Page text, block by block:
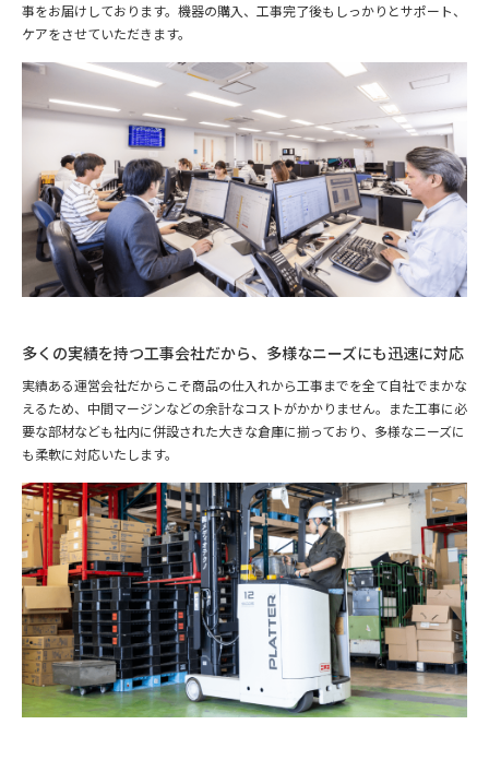
事をお届けしております。機器の購入、工事完了後もしっかりとサポート、
ケアをさせていただきます。
多くの実績を持つ工事会社だから、 多様なニーズにも迅速に対応
実績ある運営会社だからこそ商品の仕入れから工事までを全て自社でまかな
えるため、中間マージンなどの余計なコストがかかりません。また工事に必
要な部材なども社内に併設された大きな倉庫に揃っており、多様なニーズに
も柔軟に対応いたします。